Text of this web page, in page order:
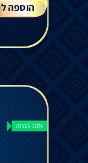
הוספה
10% הנחה